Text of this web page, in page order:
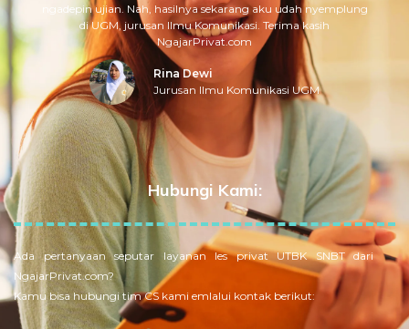
ngadepin ujian. Nah, hasilnya sekarang aku udah nyemplung
di UGM, jurusan Ilmu Komunikasi. Terima kasih
NgajarPrivat.com
Rina Dewi
Jurusan Ilmu Komunikasi UGM
Hubungi Kami:
Ada pertanyaan seputar layanan les privat UTBK SNBT dari
NgajarPrivat.com?
Kamu bisa hubungi tim CS kami emlalui kontak berikut: